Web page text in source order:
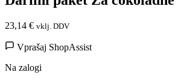
23,14 € vklj. DDV
Vprašaj ShopAssist
Na zalogi